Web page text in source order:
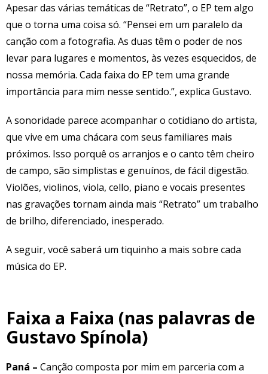
Apesar das várias temáticas de “Retrato”, o EP tem algo
que o torna uma coisa só. “Pensei em um paralelo da
canção com a fotografia. As duas têm o poder de nos
levar para lugares e momentos, às vezes esquecidos, de
nossa memória. Cada faixa do EP tem uma grande
importância para mim nesse sentido.”, explica Gustavo.
A sonoridade parece acompanhar o cotidiano do artista,
que vive em uma chácara com seus familiares mais
próximos. Isso porquê os arranjos e o canto têm cheiro
de campo, são simplistas e genuínos, de fácil digestão.
Violões, violinos, viola, cello, piano e vocais presentes
nas gravações tornam ainda mais “Retrato” um trabalho
de brilho, diferenciado, inesperado.
A seguir, você saberá um tiquinho a mais sobre cada
música do EP.
Faixa a Faixa (nas palavras de
Gustavo Spínola)
Paná – Canção composta por mim em parceria com a